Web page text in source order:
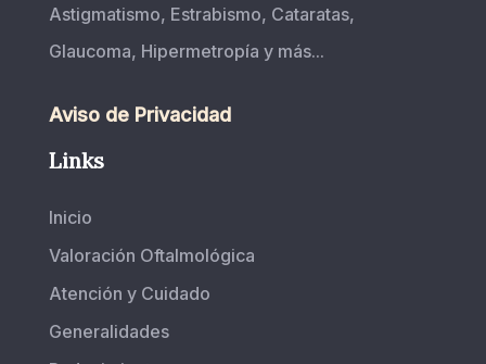
Astigmatismo, Estrabismo, Cataratas,
Glaucoma, Hipermetropía y más...
Aviso de Privacidad
Links
Inicio
Valoración Oftalmológica
Atención y Cuidado
Generalidades